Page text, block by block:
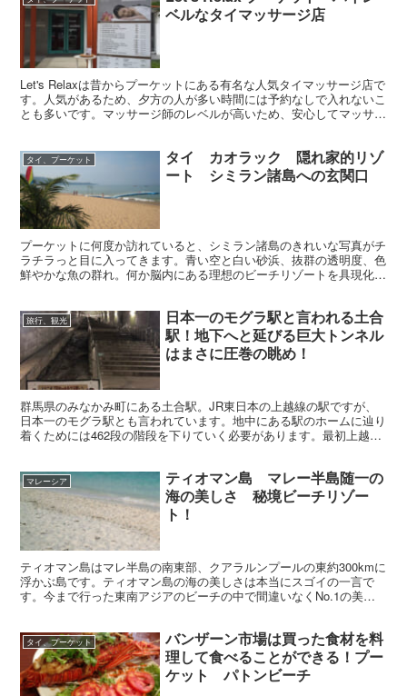
ベルなタイマッサージ店
Let's Relaxは昔からプーケットにある有名な人気タイマッサージ店で
す。人気があるため、夕方の人が多い時間には予約なしで入れないこ
とも多いです。マッサージ師のレベルが高いため、安心してマッサー
タイ、プーケット
タイ カオラック 隠れ家的リゾ
ート シミラン諸島への玄関口
プーケットに何度か訪れていると、シミラン諸島のきれいな写真がチ
ラチラっと目に入ってきます。青い空と白い砂浜、抜群の透明度、色
鮮やかな魚の群れ。何か脳内にある理想のビーチリゾートを具現化し
旅行、観光
日本一のモグラ駅と言われる土合
駅！地下へと延びる巨大トンネル
はまさに圧巻の眺め！
群馬県のみなかみ町にある土合駅。JR東日本の上越線の駅ですが、
日本一のモグラ駅とも言われています。地中にある駅のホームに辿り
着くためには462段の階段を下りていく必要があります。最初上越線
マレーシア
ティオマン島 マレー半島随一の
海の美しさ 秘境ビーチリゾー
ト！
ティオマン島はマレ半島の南東部、クアラルンプールの東約300kmに
浮かぶ島です。ティオマン島の海の美しさは本当にスゴイの一言で
す。今まで行った東南アジアのビーチの中で間違いなくNo.1の美し
タイ、プーケット
バンザーン市場は買った食材を料
理して食べることができる！プー
ケット パトンビーチ